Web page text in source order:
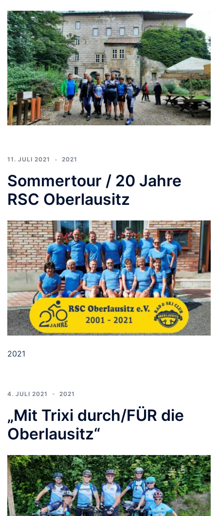
11. JULI 2021 2021
Sommertour / 20 Jahre
RSC Oberlausitz
2021
4. JULI 2021 2021
„Mit Trixi durch/FÜR die
Oberlausitz“